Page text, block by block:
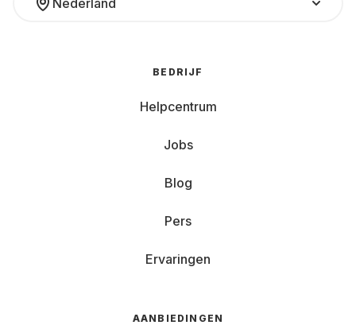
Nederland
BEDRIJF
Helpcentrum
Jobs
Blog
Pers
Ervaringen
AANBIEDINGEN